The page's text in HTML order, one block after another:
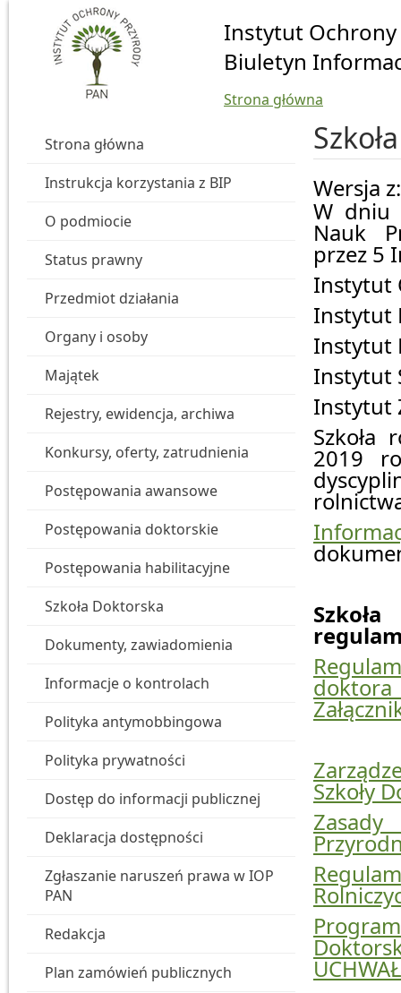
Przejdź do głównej treści
Instytut Ochrony
Biuletyn
Strona główna
Strona główna
Instrukcja korzystania z BIP
O podmiocie
Status prawny
Przedmiot działania
Organy i osoby
Majątek
Rejestry, ewidencja, archiwa
Konkursy, oferty, zatrudnienia
Postępowania awansowe
Postępowania doktorskie
Postępowania habilitacyjne
Szkoła Doktorska
Dokumenty, zawiadomienia
Informacje o kontrolach
Polityka antymobbingowa
Polityka prywatności
Dostęp do informacji publicznej
Deklaracja dostępności
Zgłaszanie naruszeń prawa w IOP
PAN
Redakcja
Plan zamówień publicznych
Wersja
W dniu
Nauk
przez 5
Instytut
Instytut
Instytut
Instytut
Instytut
Szkoła
2019
doktora
Szkoły